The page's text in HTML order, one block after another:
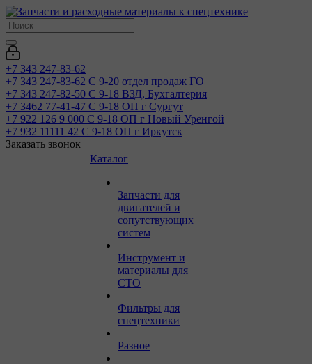
+7 343 247-83-62
+7 343 247-83-62 С 9-20 отдел продаж ГО
+7 343 247-82-50 С 9-18 ВЗД, Бухгалтерия
+7 3462 77-41-47 С 9-18 ОП г Сургут
+7 922 126 9 000 С 9-18 ОП г Новый Уренгой
+7 932 11111 42 С 9-18 ОП г Иркутск
Заказать звонок
Каталог
Запчасти для
двигателей и
сопутствующих
систем
Инструмент и
материалы для
СТО
Фильтры для
спецтехники
Разное